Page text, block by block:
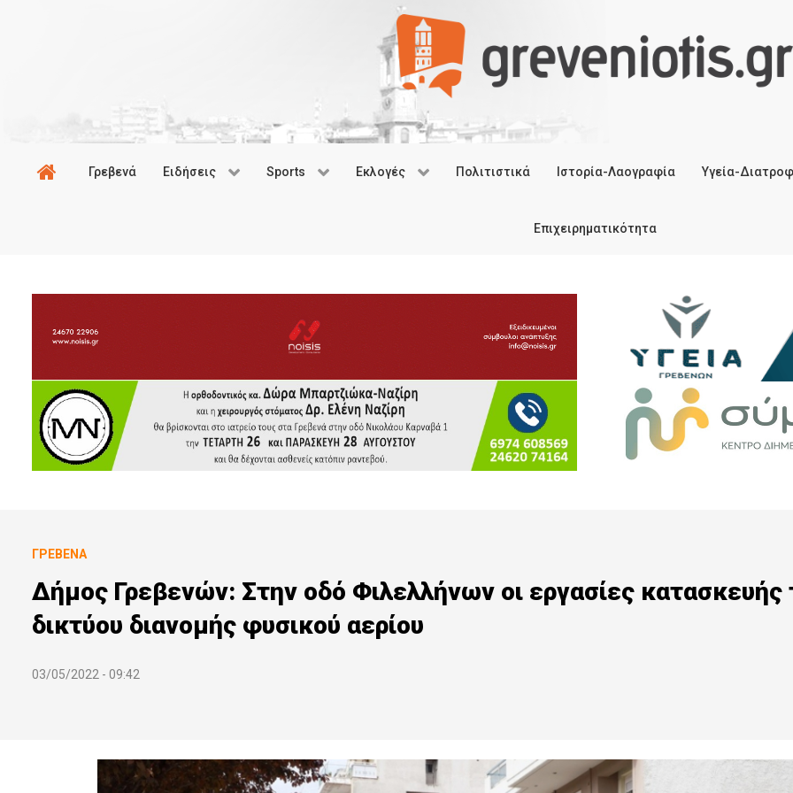
Γρεβενά Ειδήσεις Sports Εκλογές Πολιτιστικά Ιστορία-Λαογραφία Υγεία-
Επιχειρηματικότητα
ΓΡΕΒΕΝΆ
Δήμος Γρεβενών: Στην οδό Φιλελλήνων οι εργασίες κατασκευής
δικτύου διανομής φυσικού αερίου
03/05/2022 - 09:42